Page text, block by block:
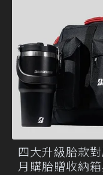
四大升級胎款
月購胎贈收納